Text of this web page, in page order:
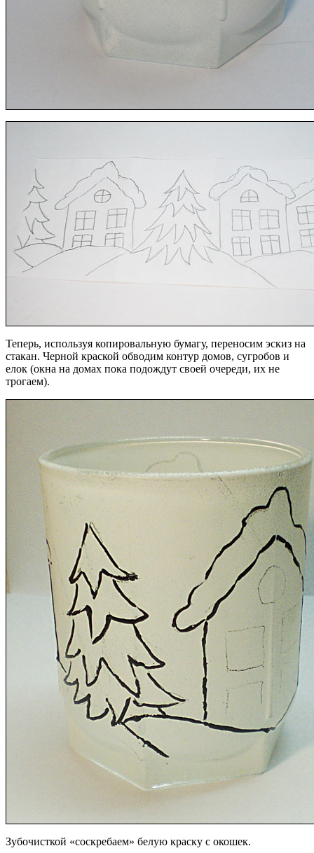
Теперь, используя копировальную бумагу, переносим эскиз на
стакан. Черной краской обводим контур домов, сугробов и
елок (окна на домах пока подождут своей очереди, их не
трогаем).
Зубочисткой «соскребаем» белую краску с окошек.